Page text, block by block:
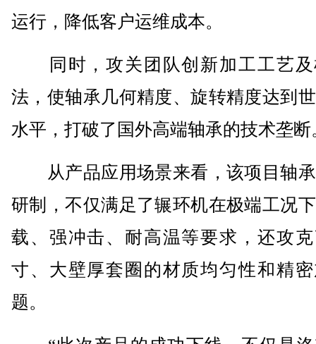
运行，降低客户运维成本。
同时，攻关团队创新加工工艺及
法，使轴承几何精度、旋转精度达到
水平，打破了国外高端轴承的技术垄断
从产品应用场景来看，该项目轴
研制，不仅满足了辗环机在极端工况
载、强冲击、耐高温等要求，还攻
寸、大壁厚套圈的材质均匀性和精
题。